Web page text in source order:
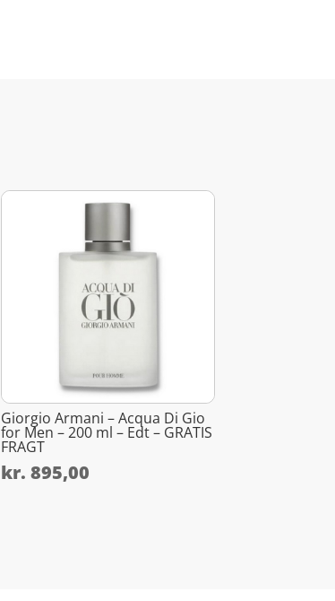
Giorgio Armani – Acqua Di Gio
for Men – 200 ml – Edt – GRATIS
FRAGT
kr. 895,00